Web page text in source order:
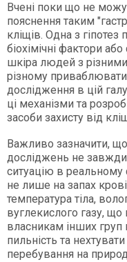
Вчені поки що не
пояснення таким
кліщів. Одна з
біохімічні фактори
шкіра людей з
різному
дослідження в цій
ці механізми та
засоби захисту від
Важливо зазначити,
досліджень не
ситуацію в реальному
не лише на запах
температура тіла,
вуглекислого газу, що
власникам інших груп
пильність та
перебування на